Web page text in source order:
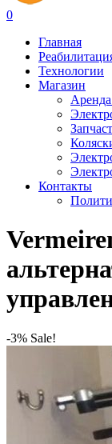
0
Главная
Технологии
Магазин
Контакты
-3% Sale!